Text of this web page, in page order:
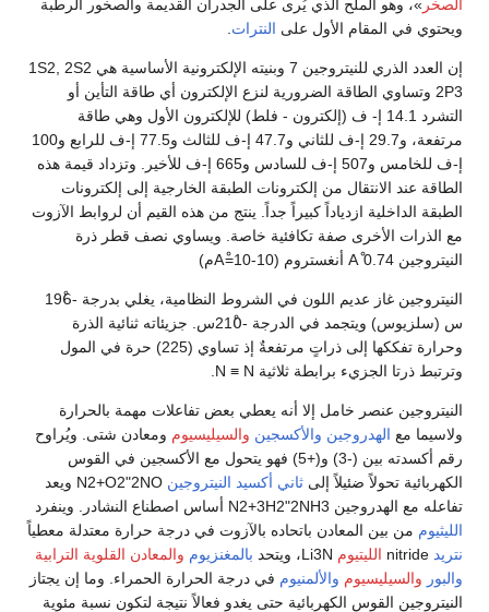
الصخر »، وهو الملح الذي يُرى على الجدران القديمة والصخور الرطبة
ويحتوي في المقام الأول على النترات
إن العدد الذري للنيتروجين 7 وبنيته الإلكترونية الأساسية هي 1S2, 2S2
2P3 وتساوي الطاقة الضرورية لنزع الإلكترون أي طاقة التأين أو
التشرد 14.1 إ- ف (إلكترون - فلط) للإلكترون الأول وهي طاقة
مرتفعة، و29.7 إ-ف للثاني و47.7 إ-ف للثالث و77.5 إ-ف للرابع و100
إ-ف للخامس و507 إ-ف للسادس و665 إ-ف للأخير. وتزداد قيمة هذه
الطاقة عند الانتقال من إلكترونات الطبقة الخارجية إلى إلكترونات
الطبقة الداخلية ازدياداً كبيراً جداً. ينتج من هذه القيم أن لروابط الآزوت
مع الذرات الأخرى صفة تكافئية خاصة. ويساوي نصف قطر ذرة
النيتروجين 0.74 Aْ أنغستروم (Aْ=10-10م)
النيتروجين غاز عديم اللون في الشروط النظامية، يغلي بدرجة -196ْ
س (سلزيوس) ويتجمد في الدرجة -210ْس. جزيئاته ثنائية الذرة
وحرارة تفككها إلى ذراتٍ مرتفعةٌ إذ تساوي (225) حرة في المول
وترتبط ذرتا الجزيء برابطة ثلاثية N ≡ N.
النيتروجين عنصر خامل إلا أنه يعطي بعض تفاعلات مهمة بالحرارة
ولاسيما مع الهدروجين والأكسجين والسيليسيوم ومعادن شتى. ويُراوح
رقم أكسدته بين (-3) و(+5) فهو يتحول مع الأكسجين في القوس
الكهربائية تحولاً ضئيلاً إلى ثاني أكسيد النيتروجين
N2+O2"2NO ويعد
تفاعله مع الهدروجين N2+3H2"2NH3 أساس اصطناع النشادر. وينفرد
الليثيوم من بين المعادن باتحاده بالآزوت في درجة حرارة معتدلة معطياً
نتريد
الليتيوم بالمغنزيوم والمعادن القلوية الترابية
والبور والسيليسيوم والألمنيوم في درجة الحرارة الحمراء. وما إن يجتاز
النيتروجين القوس الكهربائية حتى يغدو فعالاً نتيجة لتكون نسبة مئوية